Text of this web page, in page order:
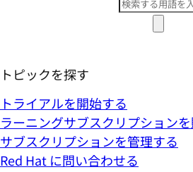
トピックを探す
トライアルを開始する
ラーニングサブスクリプション
サブスクリプションを管理する
Red Hat に問い合わせる